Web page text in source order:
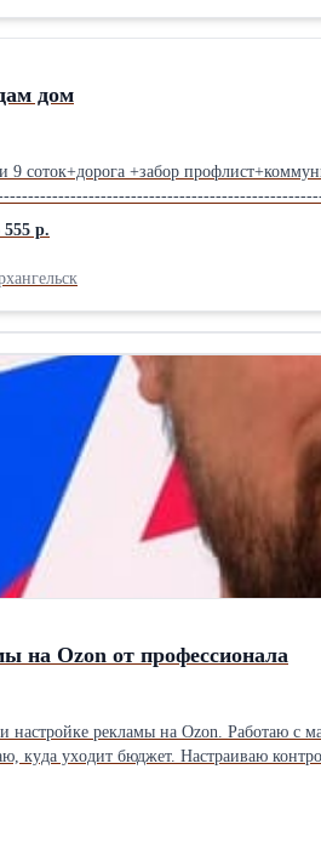
дом
9 соток+дорога +забор
555 р.
на Ozon от профессионала
на Ozon. Работаю с маркетплейсом с
кyдa yxoдит бюджeт. Hacтpaиваю